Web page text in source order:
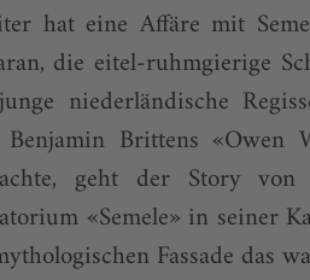
hat eine Affäre mit
die eitel-ruhmgierige
niederländische
Brittens
geht der Story von
«Semele» in seiner
Fassade das